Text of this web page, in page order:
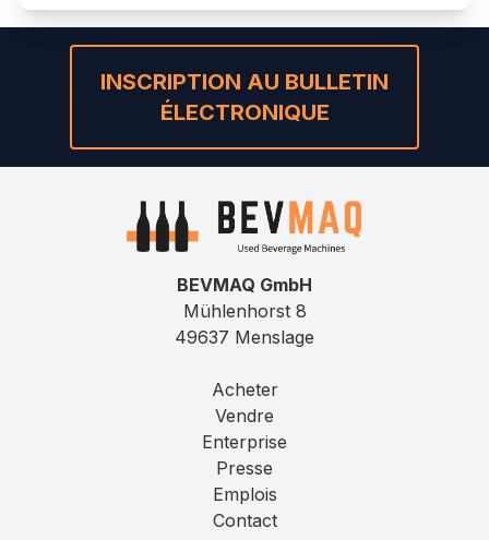
INSCRIPTION AU BULLETIN
ÉLECTRONIQUE
BEVMAQ GmbH
Mühlenhorst 8
49637 Menslage
Acheter
Vendre
Enterprise
Presse
Emplois
Contact